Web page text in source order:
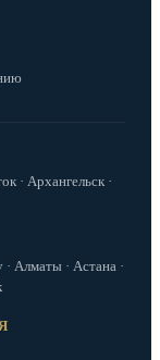
· Архангельск ·
Алматы · Астана ·